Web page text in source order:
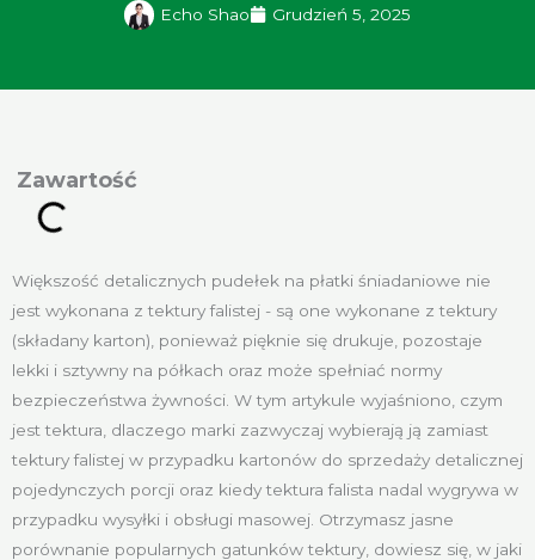
Echo Shao Grudzień 5, 2025
Większość detalicznych pudełek na płatki śniadaniowe nie
jest wykonana z tektury falistej - są one wykonane z tektury
(składany karton), ponieważ pięknie się drukuje, pozostaje
lekki i sztywny na półkach oraz może spełniać normy
bezpieczeństwa żywności. W tym artykule wyjaśniono, czym
jest tektura, dlaczego marki zazwyczaj wybierają ją zamiast
tektury falistej w przypadku kartonów do sprzedaży detalicznej
pojedynczych porcji oraz kiedy tektura falista nadal wygrywa w
przypadku wysyłki i obsługi masowej. Otrzymasz jasne
porównanie popularnych gatunków tektury, dowiesz się, w jaki